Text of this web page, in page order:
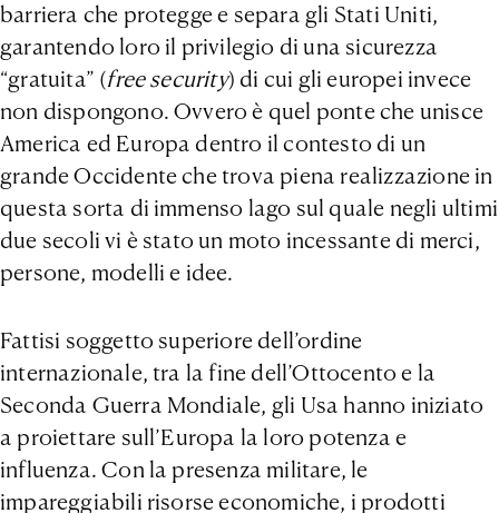
barriera che protegge e separa gli Stati Uniti,
garantendo loro il privilegio di una sicurezza
“gratuita” (free security) di cui gli europei invece
non dispongono. Ovvero è quel ponte che unisce
America ed Europa dentro il contesto di un
grande Occidente che trova piena realizzazione in
questa sorta di immenso lago sul quale negli ultimi
due secoli vi è stato un moto incessante di merci,
persone, modelli e idee.
Fattisi soggetto superiore dell’ordine
internazionale, tra la fine dell’Ottocento e la
Seconda Guerra Mondiale, gli Usa hanno iniziato
a proiettare sull’Europa la loro potenza e
influenza. Con la presenza militare, le
impareggiabili risorse economiche, i prodotti